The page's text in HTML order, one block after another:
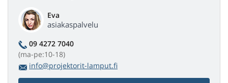
Eva
asiakaspalvelu
09 4272 7040
(ma-pe:10-18)
info@projektorit-lamput.fi